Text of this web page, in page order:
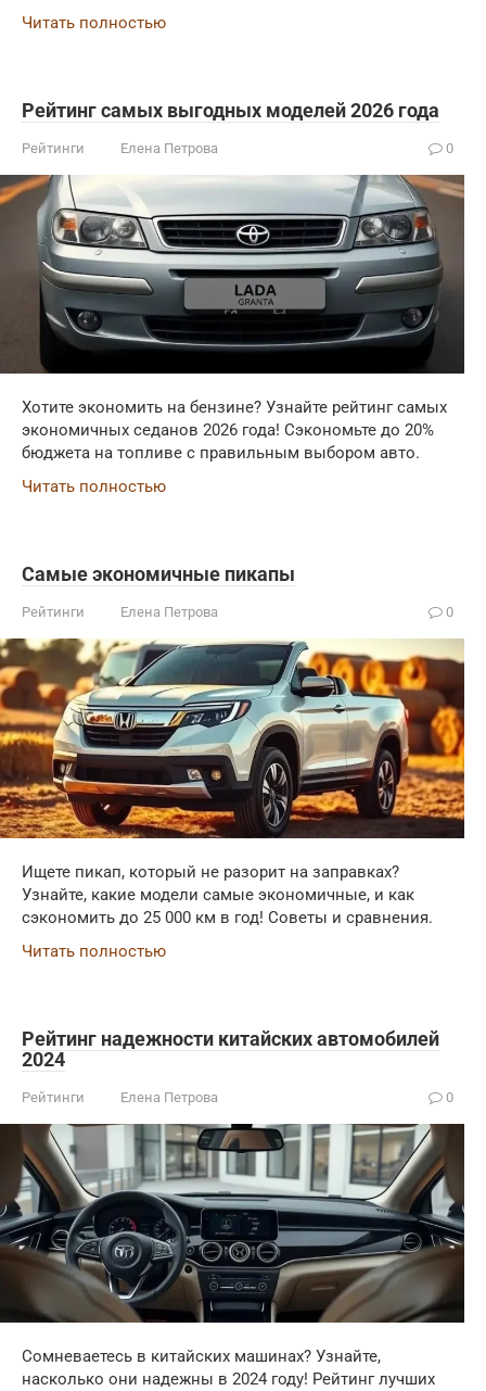
Читать полностью
Рейтинг самых выгодных моделей 2026 года
Рейтинги Елена Петрова 0
Хотите экономить на бензине? Узнайте рейтинг самых
экономичных седанов 2026 года! Сэкономьте до 20%
бюджета на топливе с правильным выбором авто.
Читать полностью
Самые экономичные пикапы
Рейтинги Елена Петрова 0
Ищете пикап, который не разорит на заправках?
Узнайте, какие модели самые экономичные, и как
сэкономить до 25 000 км в год! Советы и сравнения.
Читать полностью
Рейтинг надежности китайских автомобилей
2024
Рейтинги Елена Петрова 0
Сомневаетесь в китайских машинах? Узнайте,
насколько они надежны в 2024 году! Рейтинг лучших